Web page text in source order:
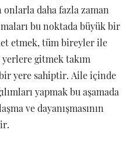
daha fazla zaman
bu noktada büyük bir
etmek, tüm bireyler ile
gitmek takım
yere sahiptir. Aile içinde
yapmak bu aşamada
ve dayanışmasının